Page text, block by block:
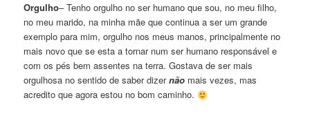
Orgulho– Tenho orgulho no ser humano que sou, no meu filho,
no meu marido, na minha mãe que continua a ser um grande
exemplo para mim, orgulho nos meus manos, principalmente no
mais novo que se esta a tornar num ser humano responsável e
com os pés bem assentes na terra. Gostava de ser mais
orgulhosa no sentido de saber dizernão mais vezes, mas
acredito que agora estou no bom caminho.